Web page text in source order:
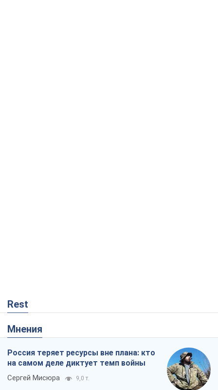
Rest
Мнения
Россия теряет ресурсы вне плана: кто
на самом деле диктует темп войны
Сергей Мисюра 9,0 т.